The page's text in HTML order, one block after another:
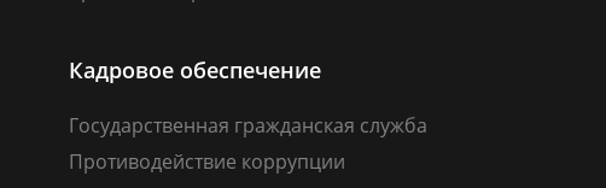
Кадровое обеспечение
Государственная гражданская служба
Противодействие коррупции